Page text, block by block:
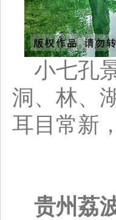
小七孔
洞、林、
耳目常新
贵州荔